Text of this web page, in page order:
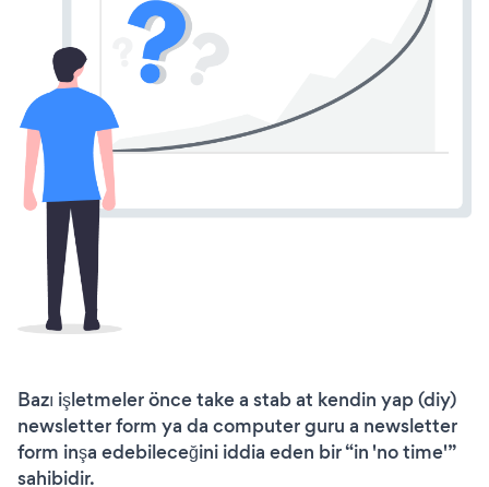
Bazı işletmeler önce take a stab at kendin yap (diy)
newsletter form ya da computer guru a newsletter
form inşa edebileceğini iddia eden bir “in 'no time'”
sahibidir.